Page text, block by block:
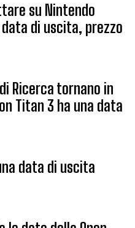
su Nintendo
di uscita, prezzo
Ricerca tornano in
Titan 3 ha una data
data di uscita